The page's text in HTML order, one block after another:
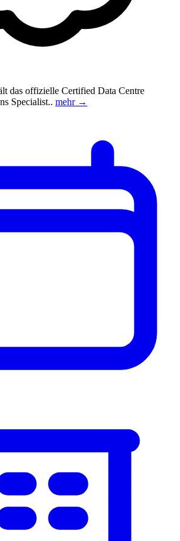
das offizielle Certified Data Centre
Specialist.. mehr →